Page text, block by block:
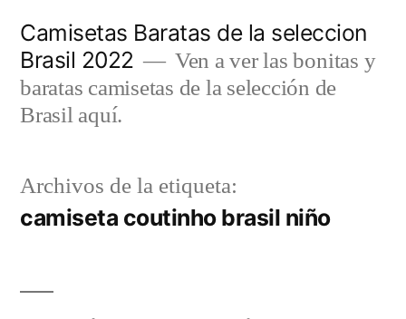
contenido
Camisetas Baratas de la seleccion
Brasil 2022
Ven a ver las bonitas y
baratas camisetas de la selección de
Brasil aquí.
Archivos de la etiqueta:
camiseta coutinho brasil niño